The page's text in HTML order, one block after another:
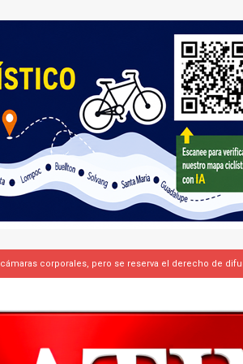
corporales, pero se reserva el derecho de
firman pacto de defensa mutua ante escalada de